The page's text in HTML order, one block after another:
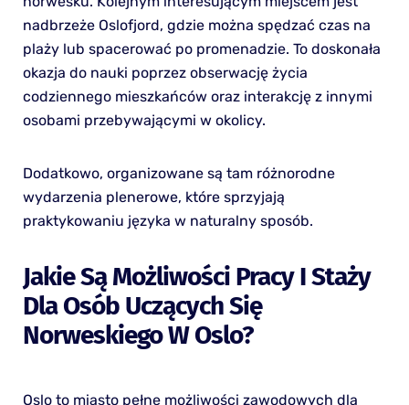
nadbrzeże Oslofjord, gdzie można spędzać czas na
plaży lub spacerować po promenadzie. To doskonała
okazja do nauki poprzez obserwację życia
codziennego mieszkańców oraz interakcję z innymi
osobami przebywającymi w okolicy.
Dodatkowo, organizowane są tam różnorodne
wydarzenia plenerowe, które sprzyjają
praktykowaniu języka w naturalny sposób.
Jakie Są Możliwości Pracy I Staży
Dla Osób Uczących Się
Norweskiego W Oslo?
Oslo to miasto pełne możliwości zawodowych dla